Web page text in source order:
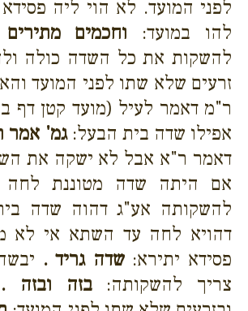
לפני המועד. לא הוי ליה
להו במועד: וחכמים
להשקות את כל השדה כולה
זרעים שלא שתו לפני המועד
ר"מ דאמר לעיל (מועד קטן דף
אפילו שדה בית הבעל:גמ' אמר
דאמר ר"א אבל לא ישקה את
אם היתה שדה מטוננת לחה
להשקותה אע"ג דהוה שדה
דהויא לחה עד השתא אי לא
פסידא יתירא:שדה גריד .
צריך להשקותה:בזה ובזה .